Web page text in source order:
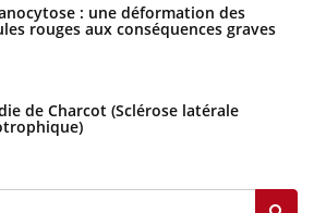
: une déformation des
rouges aux conséquences graves
de Charcot (Sclérose latérale